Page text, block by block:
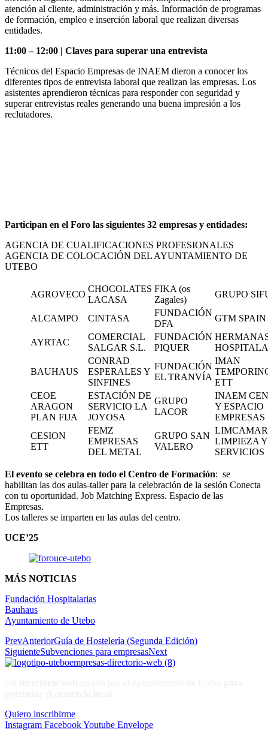
atención al cliente, administración y más. Información de programas
de formación, empleo e inserción laboral que realizan diversas
entidades.
11:00 – 12:00 | Claves para superar una entrevista
Técnicos del Espacio Empresas de INAEM dieron a conocer los
diferentes tipos de entrevista laboral que realizan las empresas. Los
asistentes aprendieron técnicas para responder con seguridad y
superar entrevistas reales generando una buena impresión a los
reclutadores.
Participan en el Foro las siguientes 32 empresas y entidades:
AGENCIA DE CUALIFICACIONES PROFESIONALES
AGENCIA DE COLOCACIÓN DEL AYUNTAMIENTO DE
UTEBO
AGROVECO
CHOCOLATES
LACASA
FIKA (os
Zagales)
GRUPO
ALCAMPO CINTASA
FUNDACIÓN
DFA
GTM SPAIN
AYRTAC
COMERCIAL
SALGAR S.L.
FUNDACIÓN
PIQUER
BAUHAUS
CONRAD
ESPERALES Y
SINFINES
FUNDACIÓN
EL TRANVÍA
IMAN
ETT
CEOE
ARAGON
PLAN FIJA
ESTACIÓN DE
SERVICIO LA
JOYOSA
GRUPO
LACOR
INAEM
Y ESPACIO
EMPRESAS
CESION
ETT
FEMZ
EMPRESAS
DEL METAL
GRUPO SAN
VALERO
LIMCAMAR
LIMPIEZA Y
SERVICIOS
El evento se celebra en todo el Centro de Formación: se
habilitan las dos aulas-taller para la celebración de la sesión Conecta
con tu oportunidad. Job Matching Express. Espacio de las
Empresas.
Los talleres se imparten en las aulas del centro.
UCE’25
MÁS NOTICIAS
Fundación Hospitalarias
Bauhaus
Ayuntamiento de Utebo
PrevAnteriorGuía de Hostelería (Segunda Edición)
SiguienteSubvenciones para empresasNext
Quiero inscribirme
Instagram FacebookYoutube Envelope